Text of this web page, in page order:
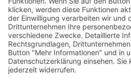
Mo Di Mi Do
3127 28 29 30